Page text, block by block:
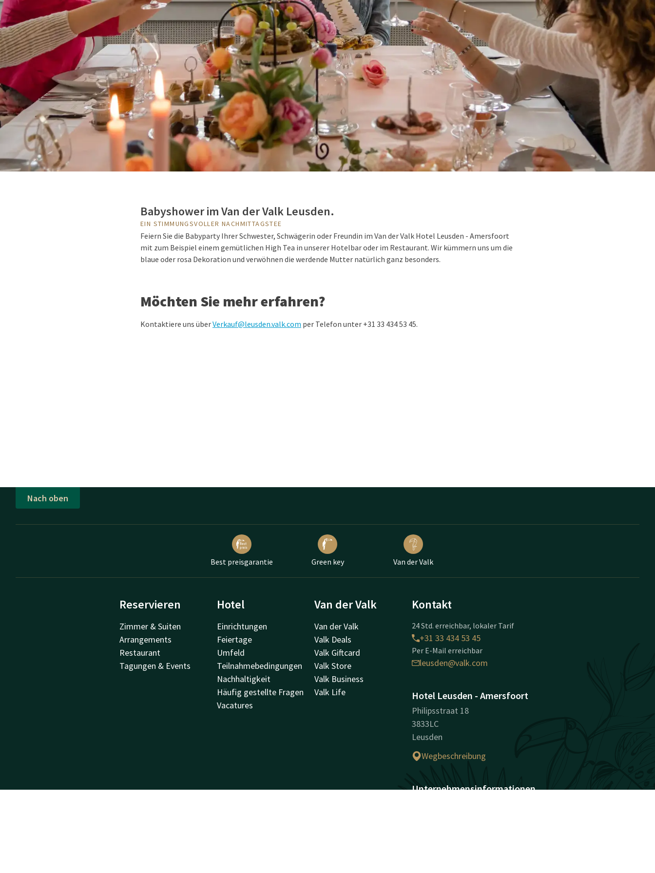
Babyshower im Van der Valk Leusden.
EIN STIMMUNGSVOLLER NACHMITTAGSTEE
Feiern Sie die Babyparty Ihrer Schwester, Schwägerin oder Freundin im Van der Valk Hotel Leusden - Amersfoort
mit zum Beispiel einem gemütlichen High Tea in unserer Hotelbar oder im Restaurant. Wir kümmern uns um die
blaue oder rosa Dekoration und verwöhnen die werdende Mutter natürlich ganz besonders.
Möchten Sie mehr erfahren?
Kontaktiere uns überVerkauf@leusden.valk.com per Telefon unter +31 33 434 53 45.
Nach oben
Best preisgarantie Green key Van der Valk
Reservieren
Zimmer & Suiten
Arrangements
Restaurant
Tagungen & Events
Hotel
Einrichtungen
Feiertage
Umfeld
Teilnahmebedingungen
Nachhaltigkeit
Häufig gestellte Fragen
Vacatures
Van der Valk
Van der Valk
Valk Deals
Valk Giftcard
Valk Store
Valk Business
Valk Life
Kontakt
24 Std. erreichbar, lokaler Tarif
+31 33 434 53 45
Per E-Mail erreichbar
leusden@valk.com
Hotel Leusden - Amersfoort
Philipsstraat 18
3833LC
Leusden
Wegbeschreibung
Unternehmensinformationen